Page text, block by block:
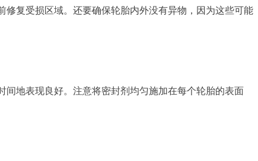
复受损区域。还要确保轮胎内外没有异物，因为这些可能
地表现良好。注意将密封剂均匀施加在每个轮胎的表面